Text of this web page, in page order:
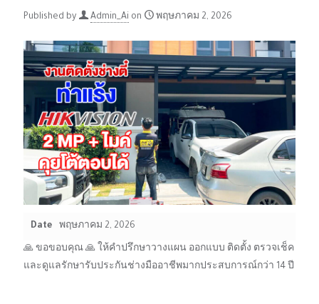
Published by Admin_Ai on พฤษภาคม 2, 2026
Date พฤษภาคม 2, 2026
🙏 ขอขอบคุณ 🙏 ให้คำปรึกษาวางแผน ออกแบบ ติดตั้ง ตรวจเช็ค
และดูแลรักษารับประกันช่างมืออาชีพมากประสบการณ์กว่า 14 ปี